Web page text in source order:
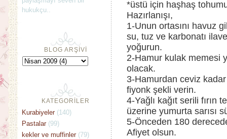
*üstü için haşhaş
Hazırlanışı,
1-Unun ortasını havuz
su, tuz ve karbonatı
yoğurun.
2-Hamur kulak memesi
olacak.
3-Hamurdan ceviz
fiyonk şekli verin.
4-Yağlı kağıt serili
üzerine yumurta sarısı
5-Önceden 180
Afiyet olsun.
hukukçu..
BLOG ARŞİVİ
KATEGORİLER
Kurabiyeler (140)
Pastalar (99)
kekler ve muffinler (79)